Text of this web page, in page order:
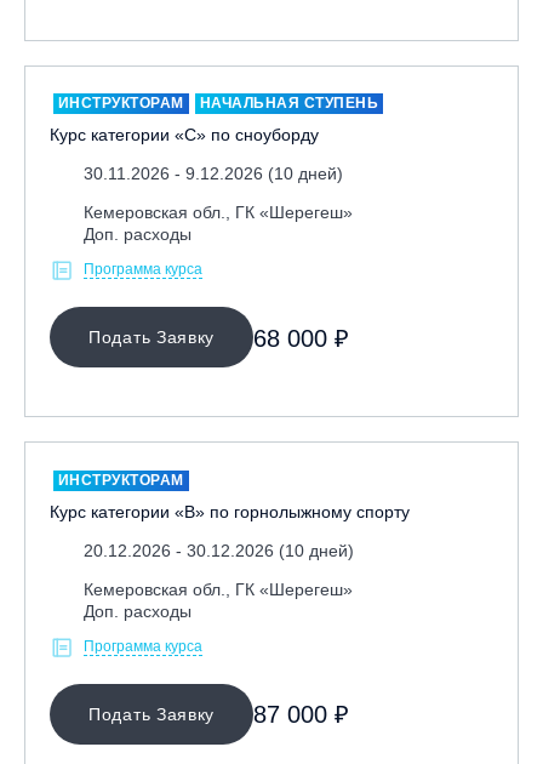
Москва, СК «Кант»
Москва, Скалодром "Атмосфера"
Москва, СЭК «Лата Трэк»
Москва, ул. Олеко Дундича 19/15
Московская обл., ВГК «Лисья Гора»
Московская обл., ГК Леонида Тягачёва
Московская обл., ГЛК «Красная Горка»
Московская обл., п. Чулково, ГК «Гая Северина»
Московская обл., Сергиев Посад, вейк парк Boardberry
Республика Башкортостан, ГЛЦ "Банное"
Республика Башкортостан., с. Новоабзаково, ГЛЦ
Самара, ГЛК «СОК»
Санкт-Петербург, Всесезонный курорт «Игора»
ИНСТРУКТОРАМ НАЧАЛЬНАЯ СТУПЕНЬ
Курс категории «С» по сноуборду
30.11.2026 - 9.12.2026 (10 дней)
Кемеровская обл., ГК «Шерегеш»
Доп. расходы
Программа курса
Подать Заявку 68 000 ₽
ИНСТРУКТОРАМ
Курс категории «В» по горнолыжному спорту
20.12.2026 - 30.12.2026 (10 дней)
Кемеровская обл., ГК «Шерегеш»
Доп. расходы
Программа курса
Подать Заявку 87 000 ₽